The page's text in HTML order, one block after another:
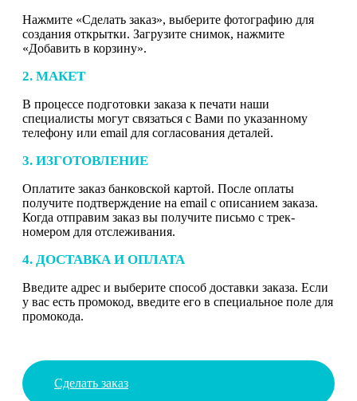
Нажмите «Сделать заказ», выберите фотографию для
создания открытки. Загрузите снимок, нажмите
«Добавить в корзину».
2. МАКЕТ
В процессе подготовки заказа к печати наши
специалисты могут связаться с Вами по указанному
телефону или email для согласования деталей.
3. ИЗГОТОВЛЕНИЕ
Оплатите заказ банковской картой. После оплаты
получите подтверждение на email с описанием заказа.
Когда отправим заказ вы получите письмо с трек-
номером для отслеживания.
4. ДОСТАВКА И ОПЛАТА
Введите адрес и выберите способ доставки заказа. Если
у вас есть промокод, введите его в специальное поле для
промокода.
Сделать заказ